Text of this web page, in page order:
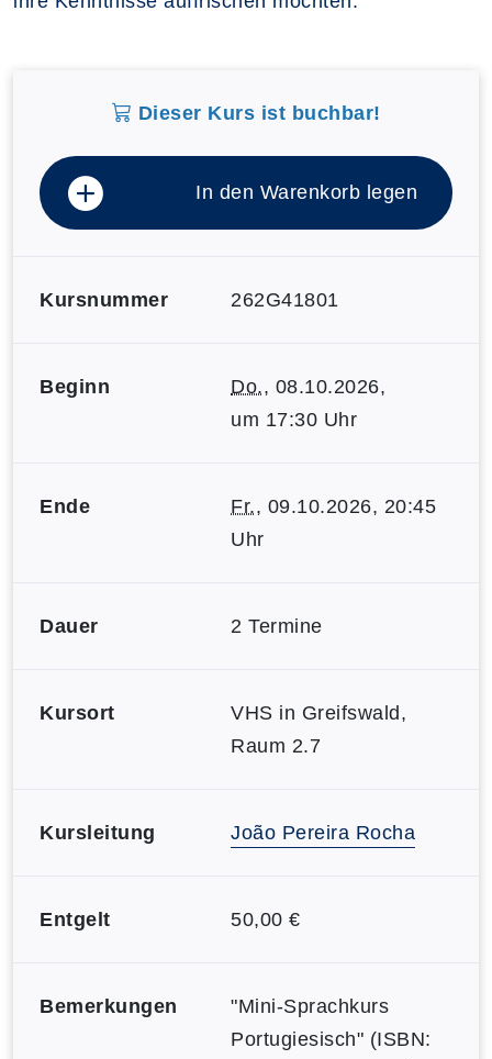
Dieser Kurs ist buchbar!
In den Warenkorb legen
Kursnummer 262G41801
Beginn Do., 08.10.2026,
um 17:30 Uhr
Ende Fr., 09.10.2026, 20:45
Uhr
Dauer 2 Termine
Kursort
VHS in Greifswald,
Raum 2.7
Kursleitung João Pereira Rocha
Entgelt 50,00 €
Bemerkungen
"Mini-Sprachkurs
Portugiesisch" (ISBN: